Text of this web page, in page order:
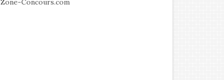
Zone-Concours.com